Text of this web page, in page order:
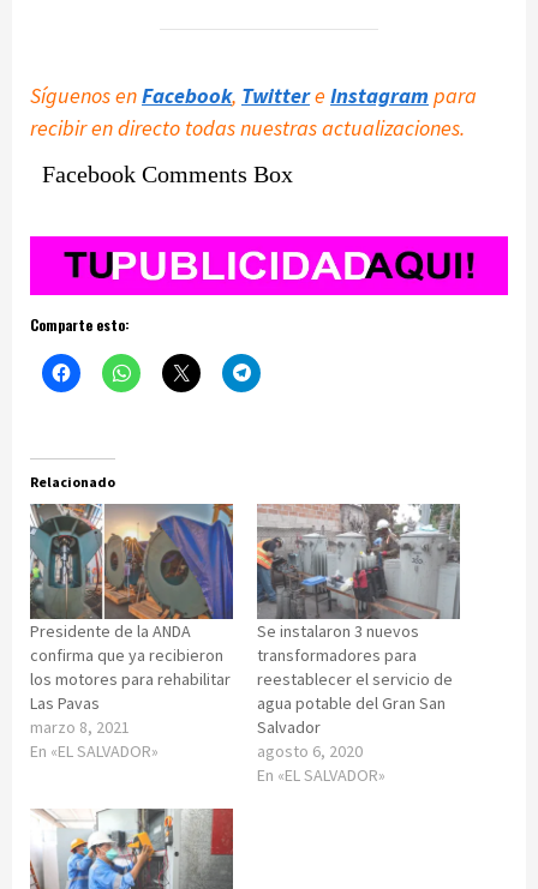
Síguenos enFacebook, Twittere Instagram para
recibir en directo todas nuestras actualizaciones.
Facebook Comments Box
Comparte esto:
Relacionado
Presidente de la ANDA
confirma que ya recibieron
los motores para rehabilitar
Las Pavas
marzo 8, 2021
En «EL SALVADOR»
Se instalaron 3 nuevos
transformadores para
reestablecer el servicio de
agua potable del Gran San
Salvador
agosto 6, 2020
En «EL SALVADOR»